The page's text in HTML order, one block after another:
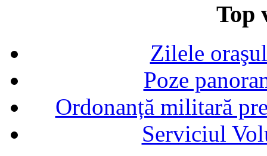
Top
Zilele
Poze
Ordonanță militară
Serviciul